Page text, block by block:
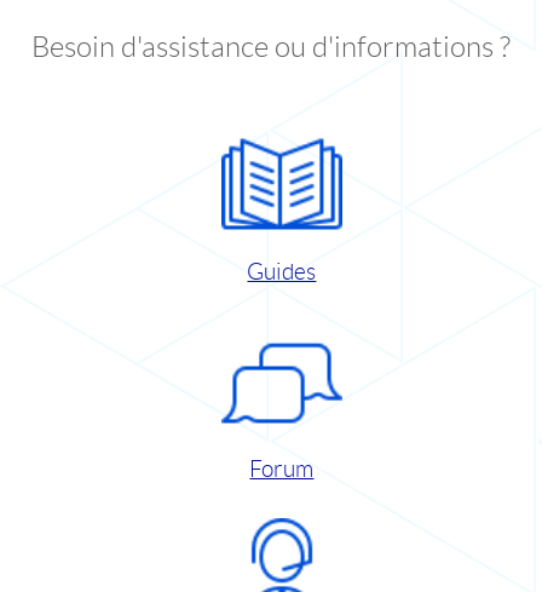
Besoin d'assistance ou d'informations ?
Guides
Forum